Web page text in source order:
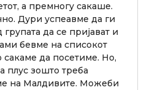
а премногу сакаше.
Дури успеавме да ги
да се пријават и
бевме на списокот
да посетиме. Но,
плус зошто треба
на Малдивите. Можеби